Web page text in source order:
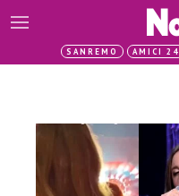
SANREMO AMICI 24